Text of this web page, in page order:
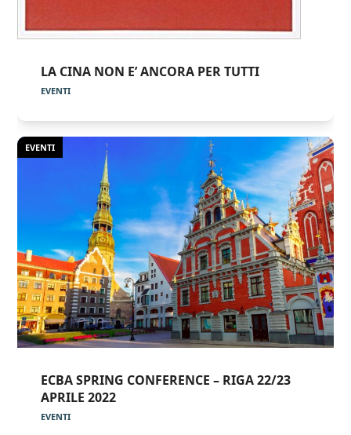
LA CINA NON E’ ANCORA PER TUTTI
EVENTI
EVENTI
ECBA SPRING CONFERENCE – RIGA 22/23
APRILE 2022
EVENTI